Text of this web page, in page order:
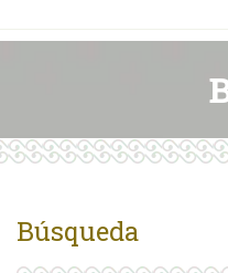
Búsqueda